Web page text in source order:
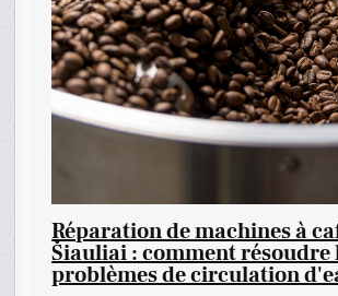
Réparation de machines à
Šiauliai : comment résoudre
problèmes de circulation